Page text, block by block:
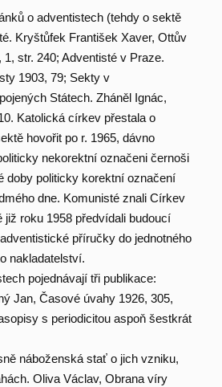
o adventistech (tehdy o sektě
Kryštůfek František Xaver, Ottův
str. 240; Adventisté v Praze.
1903, 79; Sekty v
Státech. Zháněl Ignác,
Katolická církev přestala o
hovořit po r. 1965, dávno
nekorektní označeni černoši
doby politicky korektní označení
dne. Komunisté znali Církev
již roku 1958 předvídali budoucí
příručky do jednotného
nakladatelství.
pojednávají tři publikace:
Jan, Časové úvahy 1926, 305,
s periodicitou aspoň šestkrát
náboženská stať o jich vzniku,
Oliva Václav, Obrana víry